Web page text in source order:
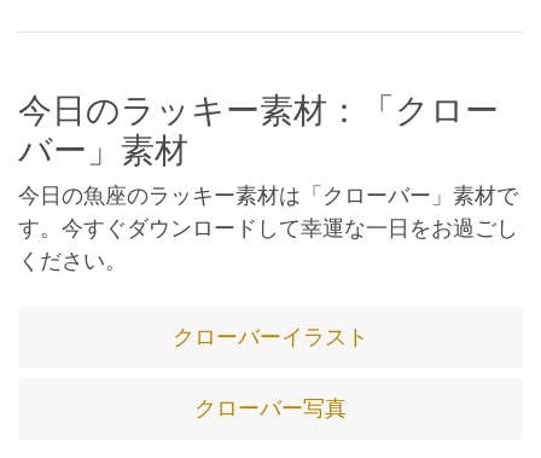
今日のラッキー素材：「クロー
バー」素材
今日の魚座のラッキー素材は「クローバー」素材で
す。今すぐダウンロードして幸運な一日をお過ごし
ください。
クローバーイラスト
クローバー写真